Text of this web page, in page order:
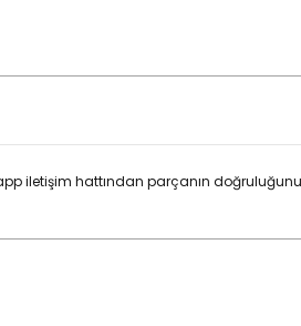
iletişim hattından parçanın